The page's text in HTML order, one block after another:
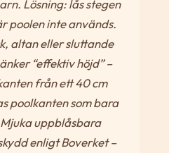
Lösning: lås stegen
poolen inte används.
altan eller sluttande
“effektiv höjd” –
från ett 40 cm
poolkanten som bara
uppblåsbara
enligt Boverket –